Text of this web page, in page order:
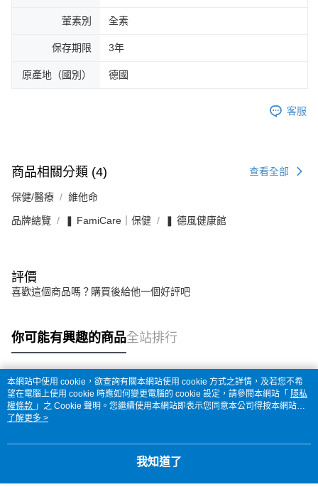
葷素別 全素
保存期限 3年
原產地（國別） 德國
客服
商品相關分類 (4) 查看全部
保健/醫療 維他命
品牌總覽 ❚ FamiCare｜保健 ❚ 德風健康館
評價
喜歡這個商品嗎？購買後給他一個好評吧
你可能有興趣的商品全站排行
熱門標籤
本網站中使用 cookie，欲查詢有關本網站使用 cookie 方式之詳情，及若您不希
望在電腦上使用 cookie 時應如何變更電腦的 cookie 設定，請參閱本網站「 隱私
權條款 」之 Cookie 聲明。您繼續使用本網站即表示您同意本公司得按本網站使
用條款之 Cookie 聲明使用 cookie。
了解更多 >
我知道了